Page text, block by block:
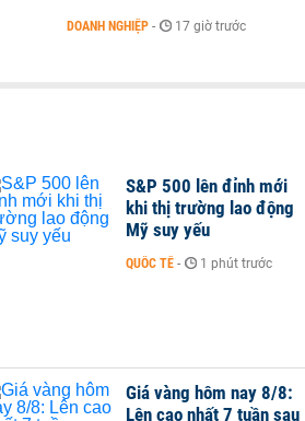
DOANH NGHIỆP - 17 giờ trước
S&P 500 lên đỉnh mới
khi thị trường lao động
Mỹ suy yếu
QUỐC TẾ - 1 phút trước
Giá vàng hôm nay 8/8:
Lên cao nhất 7 tuần sau